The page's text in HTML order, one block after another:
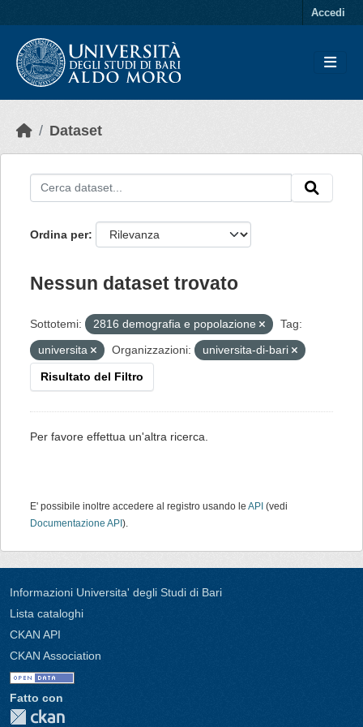
Accedi
Dataset
Ordina per
Nessun dataset trovato
Sottotemi: 2816 demografia e popolazione
Tag:
universita
Organizzazioni: universita-di-bari
Risultato del Filtro
Per favore effettua un'altra ricerca.
E' possibile inoltre accedere al registro usando le API (vedi
Documentazione API ).
Informazioni Universita' degli Studi di Bari
Lista cataloghi
CKAN API
CKAN Association
Fatto con